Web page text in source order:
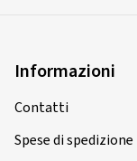
Informazioni
Contatti
Spese di spedizione